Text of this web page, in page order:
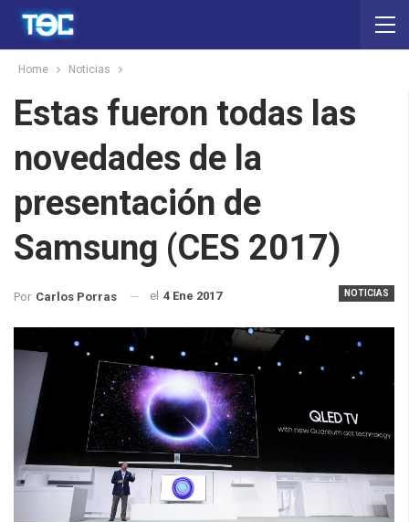
Home Noticias
Estas fueron todas las
novedades de la
presentación de
Samsung (CES 2017)
NOTICIAS
Por Carlos Porras el 4 Ene 2017